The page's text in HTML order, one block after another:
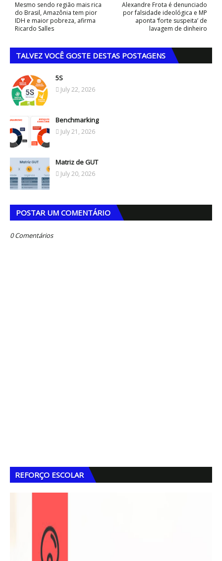
Alexandre Frota é denunciado
por falsidade ideológica e MP
aponta ‘forte suspeita’ de
lavagem de dinheiro
Mesmo sendo região mais rica
do Brasil, Amazônia tem pior
IDH e maior pobreza, afirma
Ricardo Salles
TALVEZ VOCÊ GOSTE DESTAS POSTAGENS
5S
July 22, 2026
Benchmarking
July 21, 2026
Matriz de GUT
July 20, 2026
POSTAR UM COMENTÁRIO
0 Comentários
REFORÇO ESCOLAR